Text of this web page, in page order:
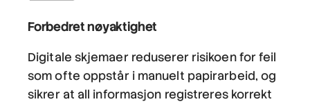
Forbedret nøyaktighet
Digitale skjemaer reduserer risikoen for feil
som ofte oppstår i manuelt papirarbeid, og
sikrer at all informasjon registreres korrekt